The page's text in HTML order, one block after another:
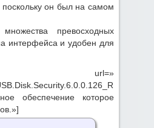
он был на самом
превосходных
интерфейса и удобен для
обеспечение которое